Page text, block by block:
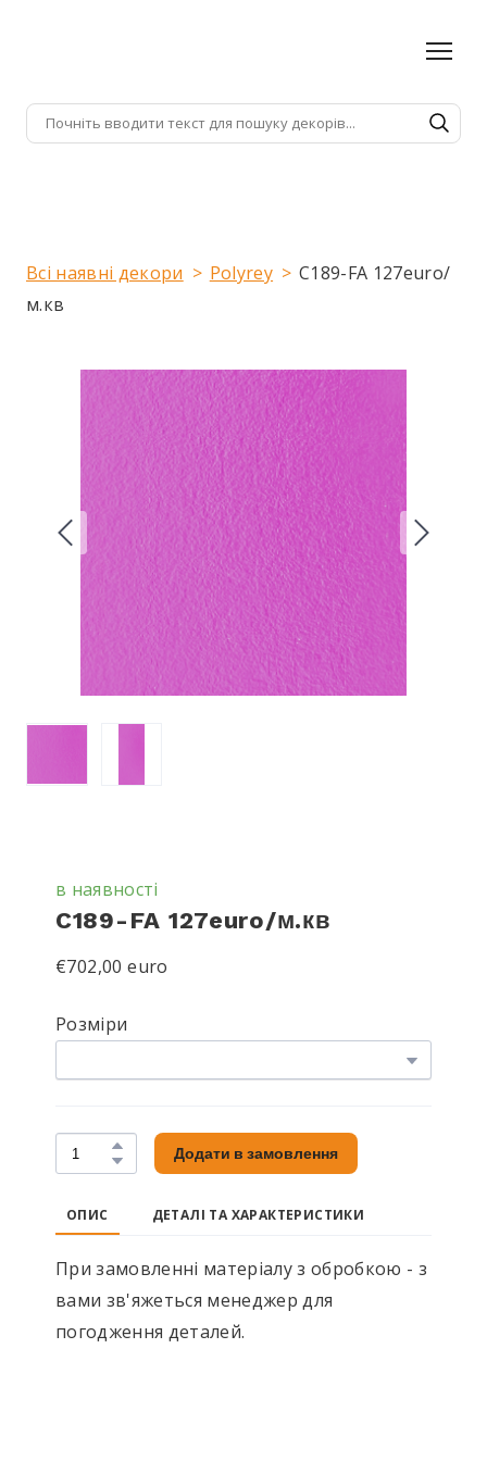
Всі наявні декори Polyrey
C189-FA 127euro/
м.кв
в наявності
C189-FA 127euro/м.кв
€702,00 euro
Розміри
Додати в замовлення
ОПИС ДЕТАЛІ ТА ХАРАКТЕРИСТИКИ
При замовленні матеріалу з обробкою - з
вами зв'яжеться менеджер для
погодження деталей.